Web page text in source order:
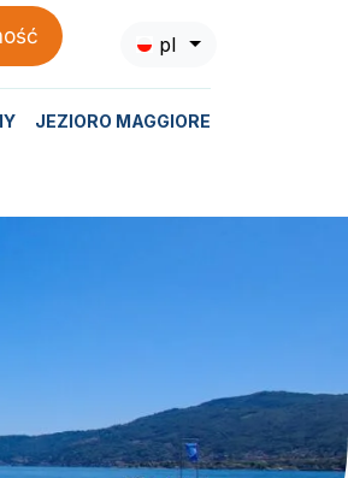
pl
JEZIORO MAGGIORE